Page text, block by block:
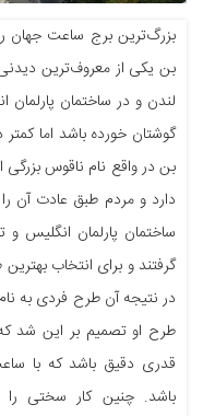
بزرگ‌ترین برج ساعت جهان
بن یکی از معروف‌ترین
لندن و در ساختمان پارلمان
گوشتان خورده باشد اما
بن در واقع نام ناقوس
دارد و مردم طبق عادت آن
ساختمان پارلمان انگلیس
گرفتند و برای انتخاب
در نتیجه آن طرح فردی به
طرح او تصمیم بر این شد
قدری دقیق باشد که با
باشد. چنین کار سختی را